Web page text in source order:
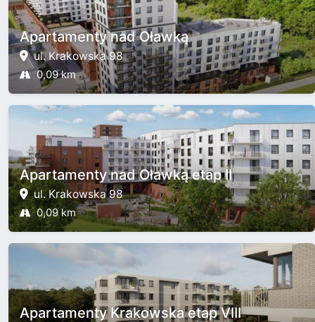
Apartamenty nad Oławką
ul. Krakowska 98
0,09 km
Apartamenty nad Oławką etap II
ul. Krakowska 98
0,09 km
Apartamenty Krakowska etap VIII